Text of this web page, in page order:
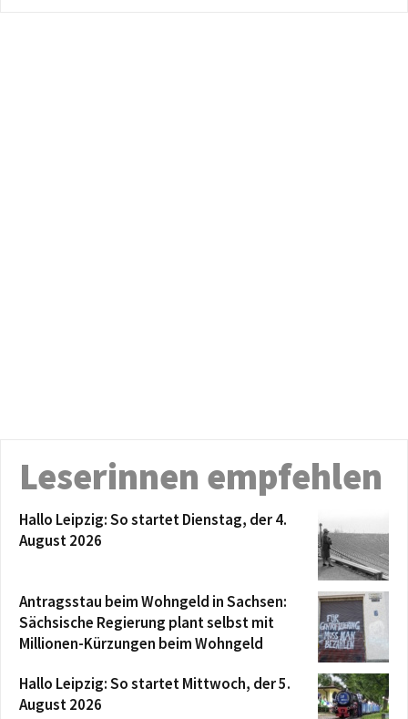
Leserinnen empfehlen
Hallo Leipzig: So startet Dienstag, der 4.
August 2026
Antragsstau beim Wohngeld in Sachsen:
Sächsische Regierung plant selbst mit
Millionen-Kürzungen beim Wohngeld
Hallo Leipzig: So startet Mittwoch, der 5.
August 2026